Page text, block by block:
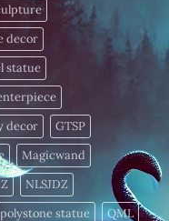
decor
statue
decor
GTSP
Magicwand
NLSJDZ
polystone statue
QML